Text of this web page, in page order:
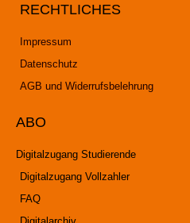
RECHTLICHES
Impressum
Datenschutz
AGB und Widerrufsbelehrung
ABO
Digitalzugang Studierende
Digitalzugang Vollzahler
FAQ